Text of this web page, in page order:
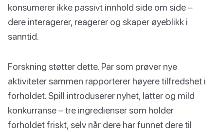
konsumerer ikke passivt innhold side om side –
dere interagerer, reagerer og skaper øyeblikk i
sanntid.
Forskning støtter dette. Par som prøver nye
aktiviteter sammen rapporterer høyere tilfredshet i
forholdet. Spill introduserer nyhet, latter og mild
konkurranse – tre ingredienser som holder
forholdet friskt, selv når dere har funnet dere til